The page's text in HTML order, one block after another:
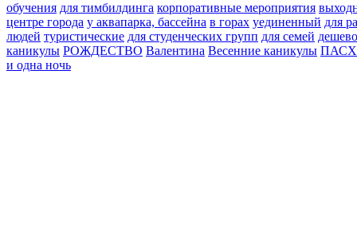
обучения для тимбилдинга корпоративные мероприятия
центре города у аквапарка, бассейна в горах уединенный для
людей туристические для студенческих групп для семей дешево
каникулы РОЖДЕСТВО Валентина Весенние каникулы
и одна ночь